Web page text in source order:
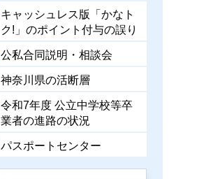
キャッシュレス版「かなト
ク!」のポイント付与の誤り
公私合同説明・相談会
神奈川県の活断層
令和7年度 公立中学校等卒
業者の進路の状況
パスポートセンター